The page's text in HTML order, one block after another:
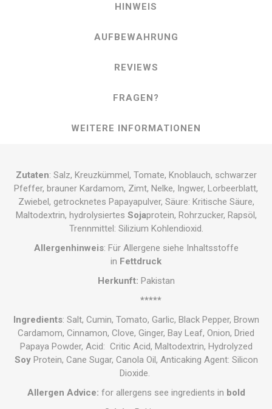
HINWEIS
AUFBEWAHRUNG
REVIEWS
FRAGEN?
WEITERE INFORMATIONEN
Zutaten: Salz, Kreuzkümmel, Tomate, Knoblauch, schwarzer
Pfeffer, brauner Kardamom, Zimt, Nelke, Ingwer, Lorbeerblatt,
Zwiebel, getrocknetes Papayapulver, Säure: Kritische Säure,
Maltodextrin, hydrolysiertes Sojaprotein, Rohrzucker, Rapsöl,
Trennmittel: Silizium Kohlendioxid.
Allergenhinweis: Für Allergene siehe Inhaltsstoffe
in Fettdruck
Herkunft: Pakistan
*****
Ingredients: Salt, Cumin, Tomato, Garlic, Black Pepper, Brown
Cardamom, Cinnamon, Clove, Ginger, Bay Leaf, Onion, Dried
Papaya Powder, Acid: Critic Acid, Maltodextrin, Hydrolyzed
SoyProtein, Cane Sugar, Canola Oil, Anticaking Agent: Silicon
Dioxide.
Allergen Advice: for allergens see ingredients in bold